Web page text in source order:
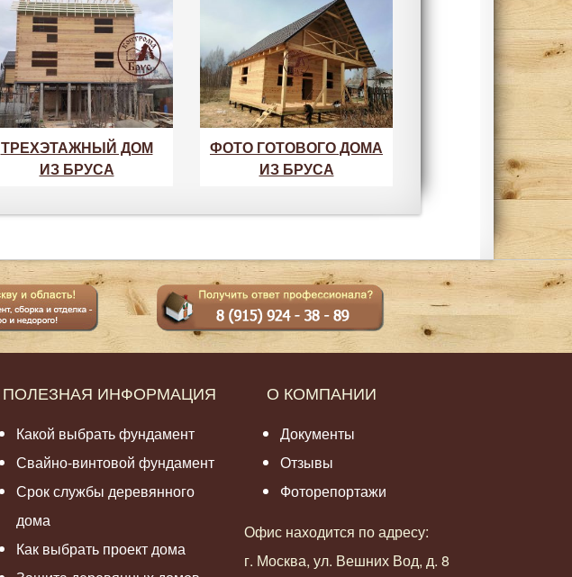
ТРЕХЭТАЖНЫЙ ДОМ
ИЗ БРУСА
ФОТО ГОТОВОГО ДОМА
ИЗ БРУСА
ПОЛЕЗНАЯ ИНФОРМАЦИЯ
Какой выбрать фундамент
Свайно-винтовой фундамент
Срок службы деревянного
дома
Как выбрать проект дома
О КОМПАНИИ
Документы
Отзывы
Фоторепортажи
Офис находится по адресу:
г. Москва, ул. Вешних Вод, д. 8